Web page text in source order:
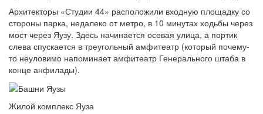
Архитекторы «Студии 44» расположили входную площадку со
стороны парка, недалеко от метро, ​​в 10 минутах ходьбы через
мост через Яузу. Здесь начинается осевая улица, а портик
слева спускается в треугольный амфитеатр (который почему-
то неуловимо напоминает амфитеатр Генерального штаба в
конце анфилады).
Жилой комплекс Яуза